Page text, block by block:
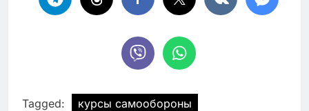
Tagged:
курсы самообороны